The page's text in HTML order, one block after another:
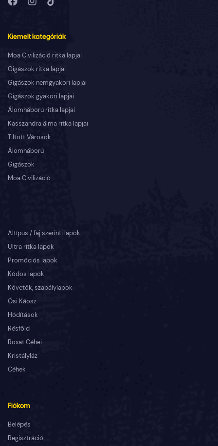
Kiemelt kategóriák
Moa Civilizáció ritka lapjai
Gigászok ritka lapjai
Gigászok nemgyakori lapjai
Gigászok gyakori lapjai
Álomháború ritka lapjai
Kasszandra álma ritka lapjai
Tiltott Városok
Álomháború
Gigászok
Moa Civilizáció
Altípus / faj szerinti lapok
Ultra ritka lapok
Promóciós lapok
Kódos lapok
Követők, szabálylapok
Ősi Káosz
Hódítások
Résföld
Roxat Céhei
Kristályláz
Céhek
Fiókom
Belépés
Regisztráció